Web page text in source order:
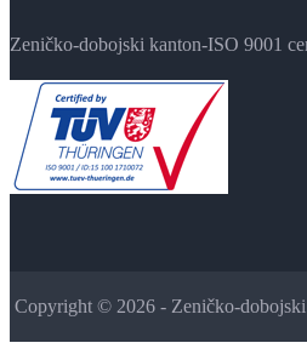
Zeničko-dobojski kanton-ISO 9001
Copyright © 2026 - Zeničko-dobojski